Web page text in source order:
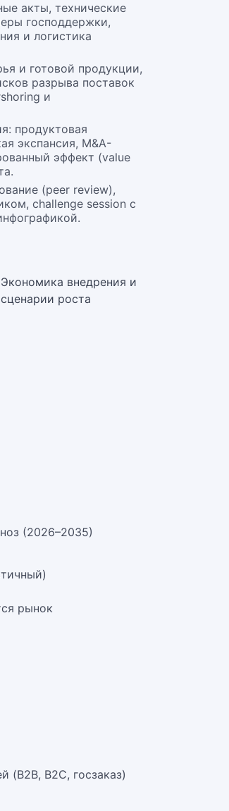
акты, технические
господдержки,
и логистика
и готовой продукции,
разрыва поставок
и
продуктовая
экспансия, M&A-
эффект (value
(peer review),
challenge session с
Экономика внедрения и
сценарии роста
(2026–2035)
рынок
(B2B, B2C, госзаказ)